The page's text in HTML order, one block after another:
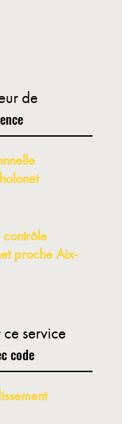
de
proche Aix-
service
code